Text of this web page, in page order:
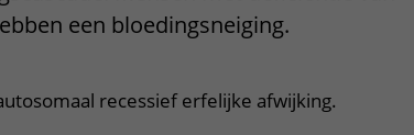
Contact met verpleegafdeling
Kinderziekenhuis
een bloedingsneiging.
recessief erfelijke afwijking.